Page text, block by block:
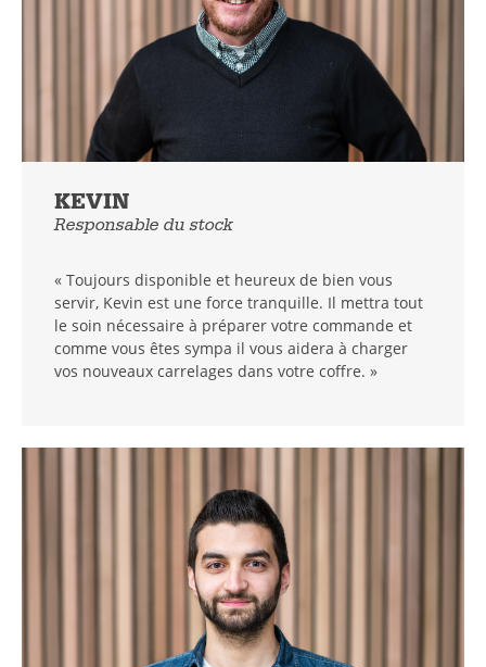
KEVIN
Responsable du stock
« Toujours disponible et heureux de bien vous
servir, Kevin est une force tranquille. Il mettra tout
le soin nécessaire à préparer votre commande et
comme vous êtes sympa il vous aidera à charger
vos nouveaux carrelages dans votre coffre. »
Le nouveau catalogue arrivera bientôt